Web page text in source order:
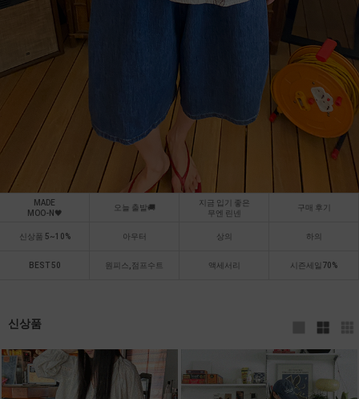
MADE
MOO-N🖤
오늘 출발🚚
지금 입기 좋은
무엔 린넨
구매 후기
신상품 5~10% 아우터 상의 하의
BEST 50 원피스,점프수트 액세서리 시즌세일70%
신상품